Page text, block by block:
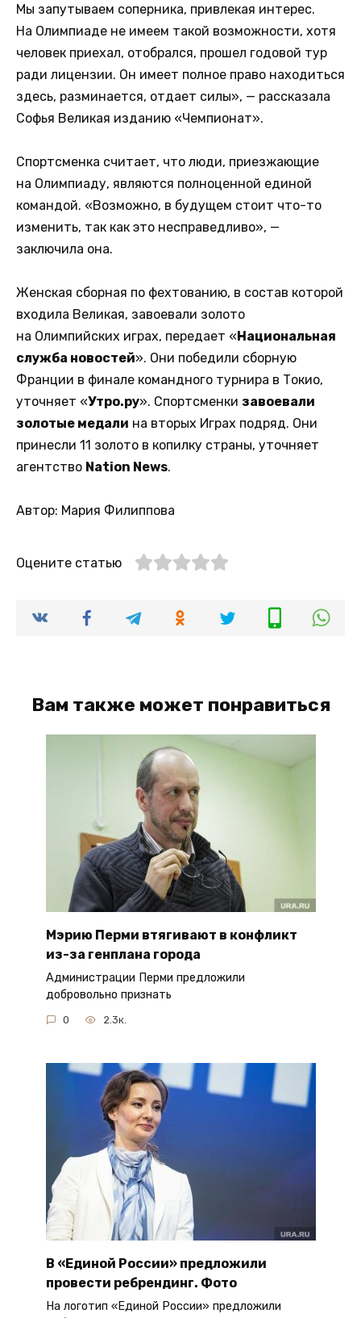
Мы запутываем соперника, привлекая интерес.
На Олимпиаде не имеем такой возможности, хотя
человек приехал, отобрался, прошел годовой тур
ради лицензии. Он имеет полное право находиться
здесь, разминается, отдает силы», — рассказала
Софья Великая изданию «Чемпионат».
Спортсменка считает, что люди, приезжающие
на Олимпиаду, являются полноценной единой
командой. «Возможно, в будущем стоит что-то
изменить, так как это несправедливо», —
заключила она.
Женская сборная по фехтованию, в состав которой
входила Великая, завоевали золото
на Олимпийских играх, передает «Национальная
служба новостей». Они победили сборную
Франции в финале командного турнира в Токио,
уточняет «Утро.ру». Спортсменки завоевали
золотые медали на вторых Играх подряд. Они
принесли 11 золото в копилку страны, уточняет
агентство Nation News.
Автор: Мария Филиппова
Оцените статью
Вам также может понравиться
Мэрию Перми втягивают в конфликт
из-за генплана города
Администрации Перми предложили
добровольно признать
0 2.3к.
В «Единой России» предложили
провести ребрендинг. Фото
На логотип «Единой России» предложили